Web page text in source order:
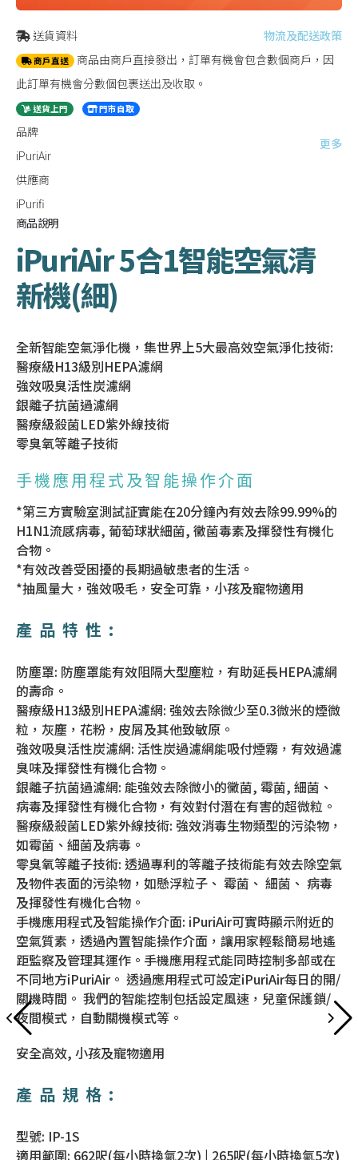
送貨資料 物流及配送政策
商戶直送 商品由商戶直接發出，訂單有機會包含數個商戶，因
此訂單有機會分數個包裹送出及收取。
送貨上門 門市自取
品牌
iPuriAir
更多
供應商
iPurifi
商品說明
iPuriAir 5合1智能空氣清
新機(細)
全新智能空氣淨化機，集世界上5大最高效空氣淨化技術:
醫療級H13級別HEPA濾網
強效吸臭活性炭濾網
銀離子抗菌過濾網
醫療級殺菌LED紫外線技術
零臭氧等離子技術
手機應用程式及智能操作介面
*第三方實驗室測試証實能在20分鐘內有效去除99.99%的
H1N1流感病毒, 葡萄球狀細菌, 黴菌毒素及揮發性有機化
合物。
*有效改善受困擾的長期過敏患者的生活。
*抽風量大，強效吸毛，安全可靠，小孩及寵物適用
產品特性:
防塵罩: 防塵罩能有效阻隔大型塵粒，有助延長HEPA濾網
的壽命。
醫療級H13級別HEPA濾網: 強效去除微少至0.3微米的煙微
粒，灰塵，花粉，皮屑及其他致敏原。
強效吸臭活性炭濾網: 活性炭過濾網能吸付煙霧，有效過濾
臭味及揮發性有機化合物。
銀離子抗菌過濾網: 能強效去除微小的黴菌, 霉菌, 細菌、
病毒及揮發性有機化合物，有效對付潛在有害的超微粒。
醫療級殺菌LED紫外線技術: 強效消毒生物類型的污染物，
如霉菌、細菌及病毒。
零臭氧等離子技術: 透過專利的等離子技術能有效去除空氣
及物件表面的污染物，如懸浮粒子、 霉菌、 細菌、 病毒
及揮發性有機化合物。
手機應用程式及智能操作介面: iPuriAir可實時顯示附近的
空氣質素，透過內置智能操作介面，讓用家輕鬆簡易地遙
距監察及管理其運作。手機應用程式能同時控制多部或在
不同地方iPuriAir。 透過應用程式可設定iPuriAir每日的開/
關機時間。 我們的智能控制包括設定風速，兒童保護鎖/
夜間模式，自動關機模式等。
安全高效, 小孩及寵物適用
產品規格:
型號: IP-1S
適用範圍: 662呎(每小時換氣2次) | 265呎(每小時換氣5次)